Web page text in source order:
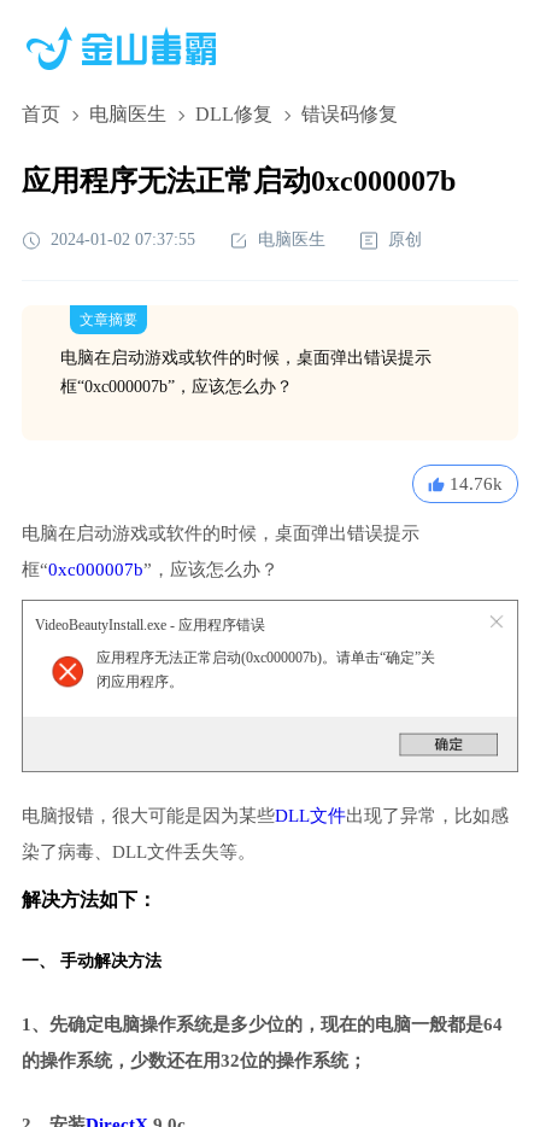
首页 电脑医生 DLL修复 错误码修复
应用程序无法正常启动0xc000007b
2024-01-02 07:37:55 电脑医生 原创
文章摘要
电脑在启动游戏或软件的时候，桌面弹出错误提示
框“0xc000007b”，应该怎么办？
14.76k
电脑在启动游戏或软件的时候，桌面弹出错误提示
框“0xc000007b”，应该怎么办？
VideoBeautyInstall.exe - 应用程序错误
应用程序无法正常启动(0xc000007b)。请单击“确定”关
闭应用程序。
电脑报错，很大可能是因为某些DLL文件出现了异常，比如感
染了病毒、DLL文件丢失等。
解决方法如下：
一、 手动解决方法
1、先确定电脑操作系统是多少位的，现在的电脑一般都是64
的操作系统，少数还在用32位的操作系统；